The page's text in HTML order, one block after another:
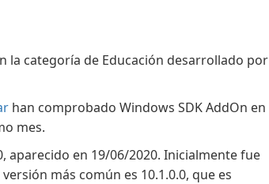
la categoría de Educación desarrollado por
han comprobado Windows SDK AddOn en
mes.
aparecido en 19/06/2020. Inicialmente fue
más común es 10.1.0.0, que es